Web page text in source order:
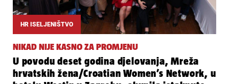
HR ISELJENIŠTVO
NIKAD NIJE KASNO ZA PROMJENU
U povodu deset godina djelovanja, Mreža
hrvatskih žena/Croatian Women’s Network, u